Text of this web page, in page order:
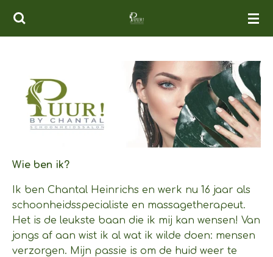
Ga
Wie ben ik?
Ik ben Chantal Heinrichs en werk nu 16 jaar als
schoonheidsspecialiste en massagetherapeut.
Het is de leukste baan die ik mij kan wensen! Van
jongs af aan wist ik al wat ik wilde doen: mensen
verzorgen. Mijn passie is om de huid weer te